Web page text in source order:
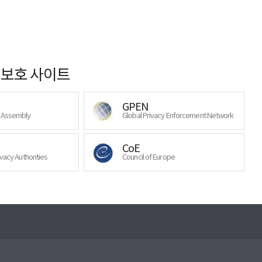
호 사이트
GPEN
Global Privacy Enforcement Network
Authorities
CoE
Council of Europe